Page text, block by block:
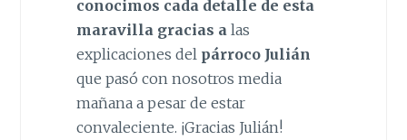
conocimos cada detalle de esta
maravilla gracias alas
explicaciones delpárroco Julián
que pasó con nosotros media
mañana a pesar de estar
convaleciente. ¡Gracias Julián!